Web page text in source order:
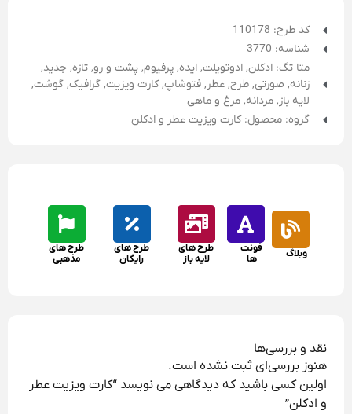
کد طرح: 110178
شناسه: 3770
متا تگ:ادکلن,ادوتویلت,ایده,پرفیوم,پشت و رو,تازه, جدید,
زنانه, صورتی,طرح,عطر,فتوشاپ,کارت ویزیت,گرافیک,گوشت,
لایه باز,مردانه,مرغ و ماهی
گروه: محصول: کارت ویزیت عطر و ادکلن
وبلاگ
فونت
ها
طرح های
لایه باز
طرح های
رایگان
طرح های
مذهبی
نقد و بررسی‌ها
هنوز بررسی‌ای ثبت نشده است.
اولین کسی باشید که دیدگاهی می نویسد “کارت ویزیت عطر
و ادکلن”